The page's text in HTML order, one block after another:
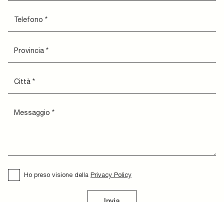
Ho preso visione della Privacy Policy